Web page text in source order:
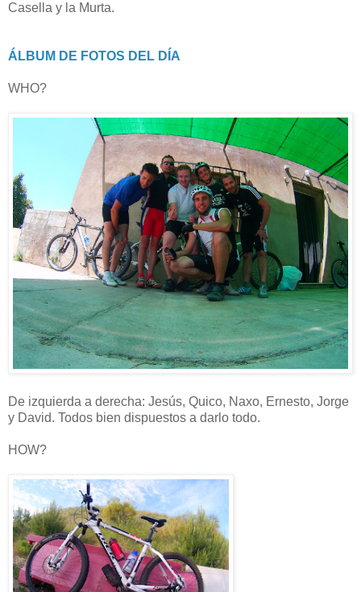
Casella y la Murta.
ÁLBUM DE FOTOS DEL DÍA
WHO?
De izquierda a derecha: Jesús, Quico, Naxo, Ernesto, Jorge
y David. Todos bien dispuestos a darlo todo.
HOW?